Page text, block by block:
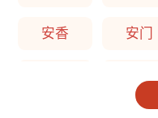
安香 安门